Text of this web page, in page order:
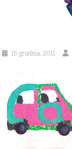
15 grudnia, 2011